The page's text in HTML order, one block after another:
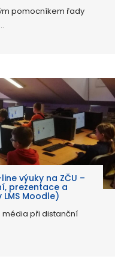
pomocníkem řady
výuky na ZČU –
prezentace a
Moodle)
média při distanční